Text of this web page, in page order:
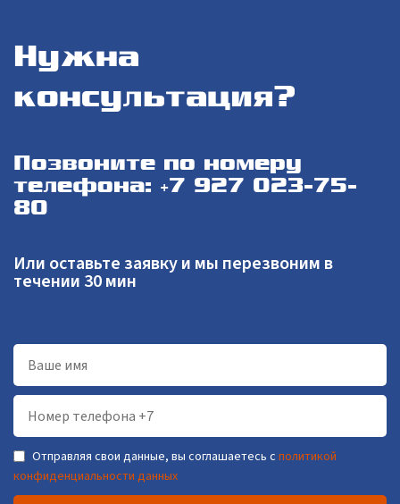
Нужна
консультация?
Позвоните по номеру
телефона: +7 927 023-75-
80
Или оставьте заявку и мы перезвоним в
течении 30 мин
Отправляя свои данные, вы соглашаетесь сполитикой
конфиденциальности данных